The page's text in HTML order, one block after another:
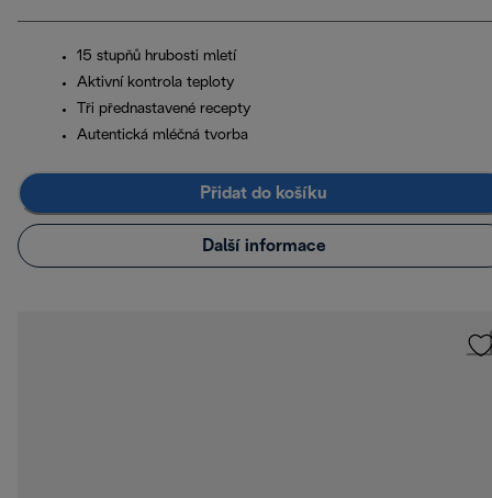
15 stupňů hrubosti mletí
Aktivní kontrola teploty
Tři přednastavené recepty
Autentická mléčná tvorba
Přidat do košíku
Další informace